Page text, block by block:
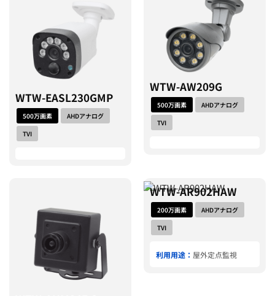
WTW-EASL230GMP
500万画素
AHDアナログ
TVI
WTW-AW209G
500万画素
AHDアナログ
TVI
WTW-AR902HAW
200万画素
AHDアナログ
TVI
利用用途： 屋外定点監視